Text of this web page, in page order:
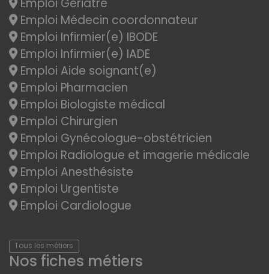
Emploi Gériatre
Emploi Médecin coordonnateur
Emploi Infirmier(e) IBODE
Emploi Infirmier(e) IADE
Emploi Aide soignant(e)
Emploi Pharmacien
Emploi Biologiste médical
Emploi Chirurgien
Emploi Gynécologue-obstétricien
Emploi Radiologue et imagerie médicale
Emploi Anesthésiste
Emploi Urgentiste
Emploi Cardiologue
Tous les métiers
Nos fiches métiers